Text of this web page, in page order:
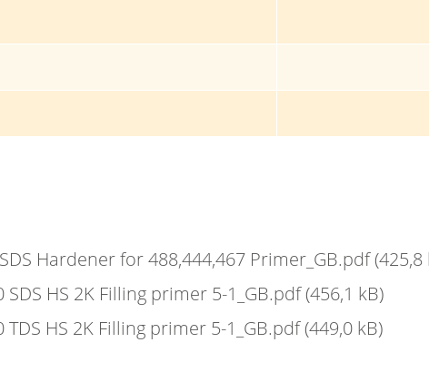
Hardener for 488,444,467 Primer_GB.pdf(425,8
SDS HS 2K Filling primer 5-1_GB.pdf(456,1 kB)
TDS HS 2K Filling primer 5-1_GB.pdf(449,0 kB)